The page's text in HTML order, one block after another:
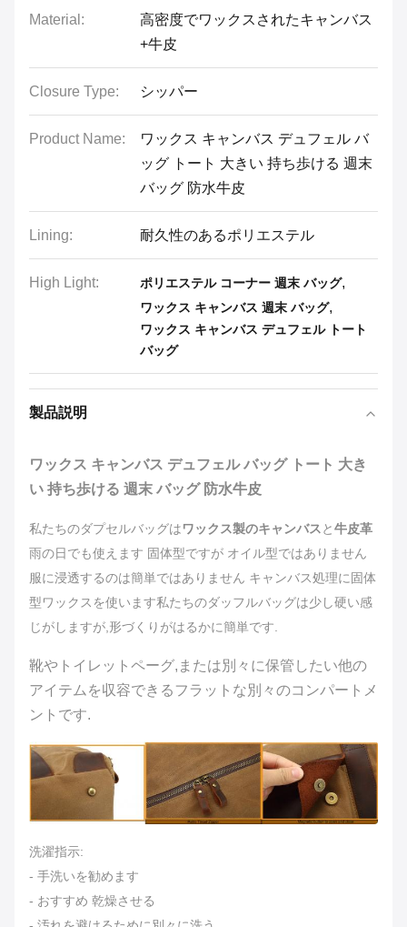
Material:
高密度でワックスされたキャンバス
+牛皮
Closure Type: シッパー
Product Name:
ワックス キャンバス デュフェル バ
ッグ トート 大きい 持ち歩ける 週末
バッグ 防水牛皮
Lining: 耐久性のあるポリエステル
High Light: ポリエステル コーナー 週末 バッグ,
ワックス キャンバス 週末 バッグ,
ワックス キャンバス デュフェル トート
バッグ
製品説明
ワックス キャンバス デュフェル バッグ トート 大き
い 持ち歩ける 週末 バッグ 防水牛皮
私たちのダプセルバッグはワックス製のキャンバス と牛皮革
雨の日でも使えます 固体型ですが オイル型ではありません
服に浸透するのは簡単ではありません キャンバス処理に固体
型ワックスを使います私たちのダッフルバッグは少し硬い感
じがしますが,形づくりがはるかに簡単です.
靴やトイレットペーグ,または別々に保管したい他の
アイテムを収容できるフラットな別々のコンパートメ
ントです.
洗濯指示:
- 手洗いを勧めます
- おすすめ 乾燥させる